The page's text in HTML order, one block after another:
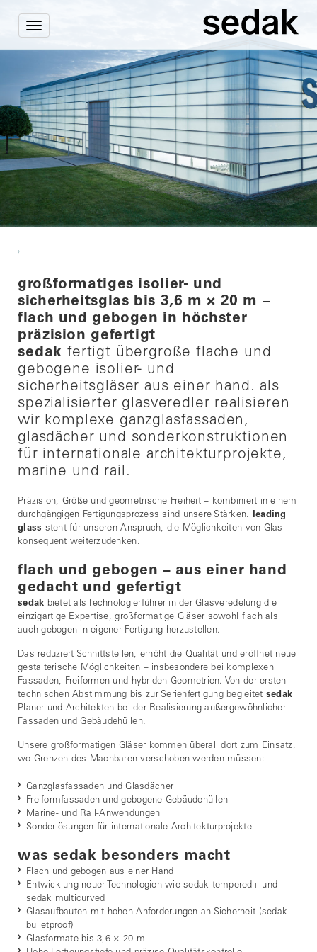
Toggle
navigation
›
großformatiges isolier- und
sicherheitsglas bis 3,6 m × 20 m –
flach und gebogen in höchster
präzision gefertigt
sedak fertigt übergroße flache und
gebogene isolier- und
sicherheitsgläser aus einer hand. als
spezialisierter glasveredler realisieren
wir komplexe ganzglasfassaden,
glasdächer und sonderkonstruktionen
für internationale architekturprojekte,
marine und rail.
Präzision, Größe und geometrische Freiheit – kombiniert in einem
durchgängigen Fertigungsprozess sind unsere Stärken. leading
glass steht für unseren Anspruch, die Möglichkeiten von Glas
konsequent weiterzudenken.
flach und gebogen – aus einer hand
gedacht und gefertigt
sedak bietet als Technologierführer in der Glasveredelung die
einzigartige Expertise, großformatige Gläser sowohl flach als
auch gebogen in eigener Fertigung herzustellen.
Das reduziert Schnittstellen, erhöht die Qualität und eröffnet neue
gestalterische Möglichkeiten – insbesondere bei komplexen
Fassaden, Freiformen und hybriden Geometrien. Von der ersten
technischen Abstimmung bis zur Serienfertigung begleitet sedak
Planer und Architekten bei der Realisierung außergewöhnlicher
Fassaden und Gebäudehüllen.
Unsere großformatigen Gläser kommen überall dort zum Einsatz,
wo Grenzen des Machbaren verschoben werden müssen:
Ganzglasfassaden und Glasdächer
Freiformfassaden und gebogene Gebäudehüllen
Marine- und Rail-Anwendungen
Sonderlösungen für internationale Architekturprojekte
was sedak besonders macht
Flach und gebogen aus einer Hand
Entwicklung neuer Technologien wie sedak tempered+ und
sedak multicurved
Glasaufbauten mit hohen Anforderungen an Sicherheit (sedak
bulletproof)
Glasformate bis 3,6 × 20 m